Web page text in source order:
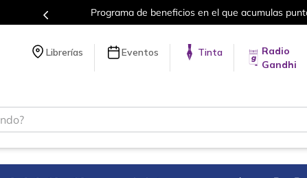
Programa de beneficios en el que acumulas puntos en cada compra.
Librerías Eventos Tinta
Radio
Gandhi